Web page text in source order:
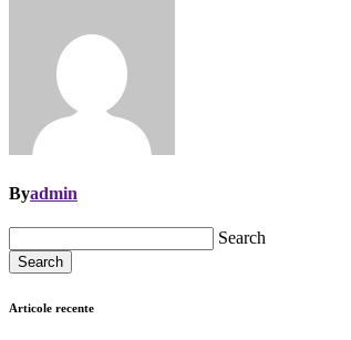
Byadmin
Search
Search
Articole recente